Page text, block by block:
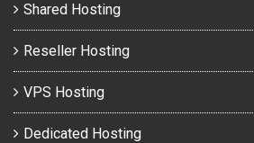
Shared Hosting
Reseller Hosting
VPS Hosting
Dedicated Hosting